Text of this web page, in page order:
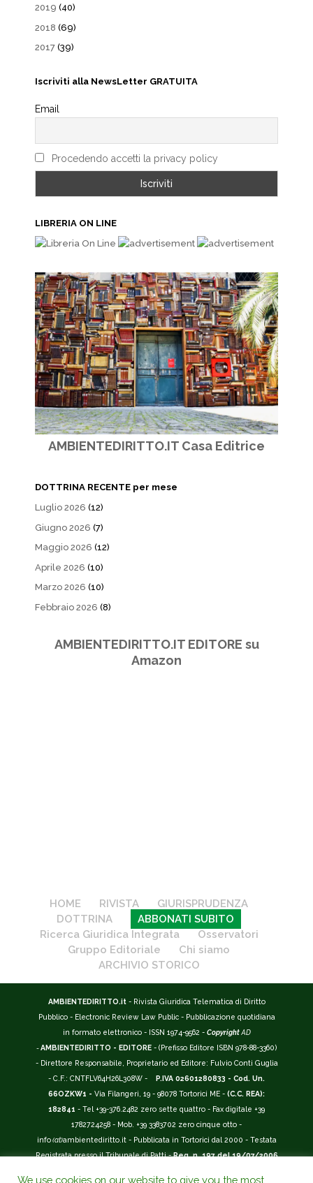
2019 (40)
2018 (69)
2017 (39)
Iscriviti alla NewsLetter GRATUITA
Email
Procedendo accetti la privacy policy
LIBRERIA ON LINE
AMBIENTEDIRITTO.IT Casa Editrice
DOTTRINA RECENTE per mese
Luglio 2026 (12)
Giugno 2026 (7)
Maggio 2026 (12)
Aprile 2026 (10)
Marzo 2026 (10)
Febbraio 2026 (8)
AMBIENTEDIRITTO.IT EDITORE su
Amazon
HOME RIVISTA
GIURISPRUDENZA
DOTTRINA
ABBONATI SUBITO
Ricerca Giuridica Integrata
Osservatori
Gruppo Editoriale
Chi siamo
ARCHIVIO STORICO
AMBIENTEDIRITTO.it - Rivista Giuridica Telematica di Diritto
Pubblico - Electronic Review Law Public - Pubblicazione quotidiana
in formato elettronico - ISSN 1974-9562 - Copyright AD
-AMBIENTEDIRITTO - EDITORE - (Prefisso Editore ISBN 978-88-3360)
- Direttore Responsabile, Proprietario ed Editore: Fulvio Conti Guglia
- C.F.: CNTFLV64H26L308W -
P.IVA 02601280833 - Cod. Un.
66OZKW1 - Via Filangeri, 19 - 98078 Tortorici ME - (C.C. REA):
182841 - Tel +39-376.2482 zero sette quattro - Fax digitale +39
1782724258 - Mob. +39 3383702 zero cinque otto -
info(at)ambientediritto.it - Pubblicata in Tortorici dal 2000 - Testata
Registrata presso il Tribunale di Patti -Reg. n. 197 del 19/07/2006
We use cookies on our website to give you the most